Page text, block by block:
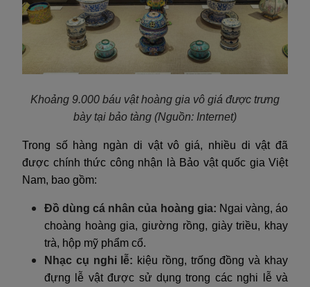
Khoảng 9.000 báu vật hoàng gia vô giá được trưng
bày tại bảo tàng (Nguồn: Internet)
Trong số hàng ngàn di vật vô giá, nhiều di vật đã
được chính thức công nhận là Bảo vật quốc gia Việt
Nam, bao gồm:
Đồ dùng cá nhân của hoàng gia: Ngai vàng, áo
choàng hoàng gia, giường rồng, giày triều, khay
trà, hộp mỹ phẩm cổ.
Nhạc cụ nghi lễ: kiệu rồng, trống đồng và khay
đựng lễ vật được sử dụng trong các nghi lễ và